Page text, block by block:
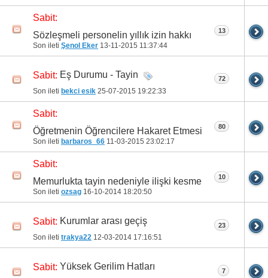
Sabit:
Sözleşmeli personelin yıllık izin hakkı
Son ileti Şenol Eker 13-11-2015 11:37:44
13
Sabit: Eş Durumu - Tayin
Son ileti bekci esik 25-07-2015 19:22:33
72
Sabit:
Öğretmenin Öğrencilere Hakaret Etmesi
Son ileti barbaros_66 11-03-2015 23:02:17
80
Sabit:
Memurlukta tayin nedeniyle ilişki kesme
Son ileti ozsag 16-10-2014 18:20:50
10
Sabit: Kurumlar arası geçiş
Son ileti trakya22 12-03-2014 17:16:51
23
Sabit: Yüksek Gerilim Hatları 7